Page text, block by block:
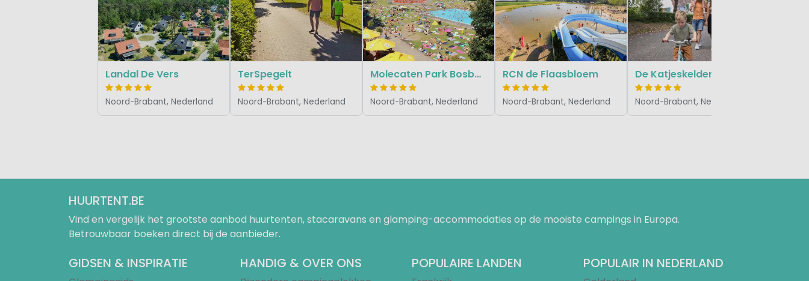
Landal De Vers
Noord-Brabant, Nederland
TerSpegelt
Noord-Brabant, Nederland
Molecaten Park Bosbad Hoeven
Noord-Brabant, Nederland
RCN de Flaasbloem
Noord-Brabant, Nederland
De Katjeskelder
Noord-Brabant, Nederland
HUURTENT.BE
Vind en vergelijk het grootste aanbod huurtenten, stacaravans en glamping-accommodaties op de mooiste campings in Europa.
Betrouwbaar boeken direct bij de aanbieder.
GIDSEN & INSPIRATIE HANDIG & OVER ONS POPULAIRE LANDEN POPULAIR IN NEDERLAND